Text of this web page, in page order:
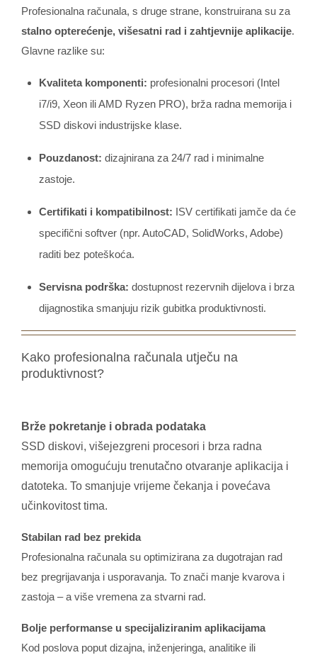
Profesionalna računala, s druge strane, konstruirana su za
stalno opterećenje, višesatni rad i zahtjevnije aplikacije.
Glavne razlike su:
Kvaliteta komponenti: profesionalni procesori (Intel
i7/i9, Xeon ili AMD Ryzen PRO), brža radna memorija i
SSD diskovi industrijske klase.
Pouzdanost: dizajnirana za 24/7 rad i minimalne
zastoje.
Certifikati i kompatibilnost: ISV certifikati jamče da će
specifični softver (npr. AutoCAD, SolidWorks, Adobe)
raditi bez poteškoća.
Servisna podrška: dostupnost rezervnih dijelova i brza
dijagnostika smanjuju rizik gubitka produktivnosti.
Kako profesionalna računala utječu na
produktivnost?
Brže pokretanje i obrada podataka
SSD diskovi, višejezgreni procesori i brza radna
memorija omogućuju trenutačno otvaranje aplikacija i
datoteka. To smanjuje vrijeme čekanja i povećava
učinkovitost tima.
Stabilan rad bez prekida
Profesionalna računala su optimizirana za dugotrajan rad
bez pregrijavanja i usporavanja. To znači manje kvarova i
zastoja – a više vremena za stvarni rad.
Bolje performanse u specijaliziranim aplikacijama
Kod poslova poput dizajna, inženjeringa, analitike ili